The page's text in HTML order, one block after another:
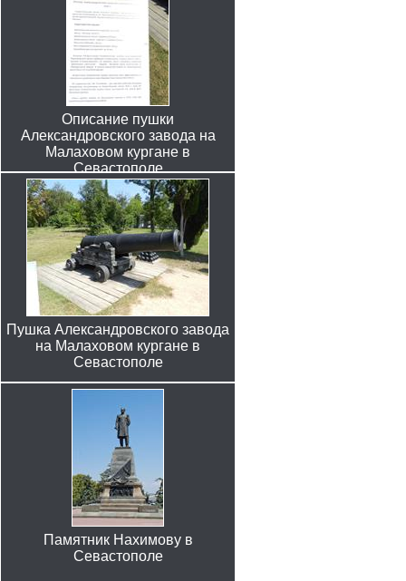
Описание пушки
Александровского завода на
Малаховом кургане в
Севастополе
Пушка Александровского завода
на Малаховом кургане в
Севастополе
Памятник Нахимову в
Севастополе